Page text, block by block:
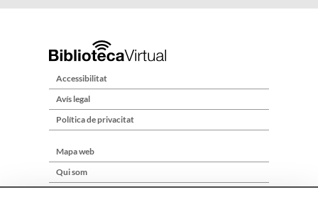
Accessibilitat
Avís legal
Política de privacitat
Mapa web
Qui som